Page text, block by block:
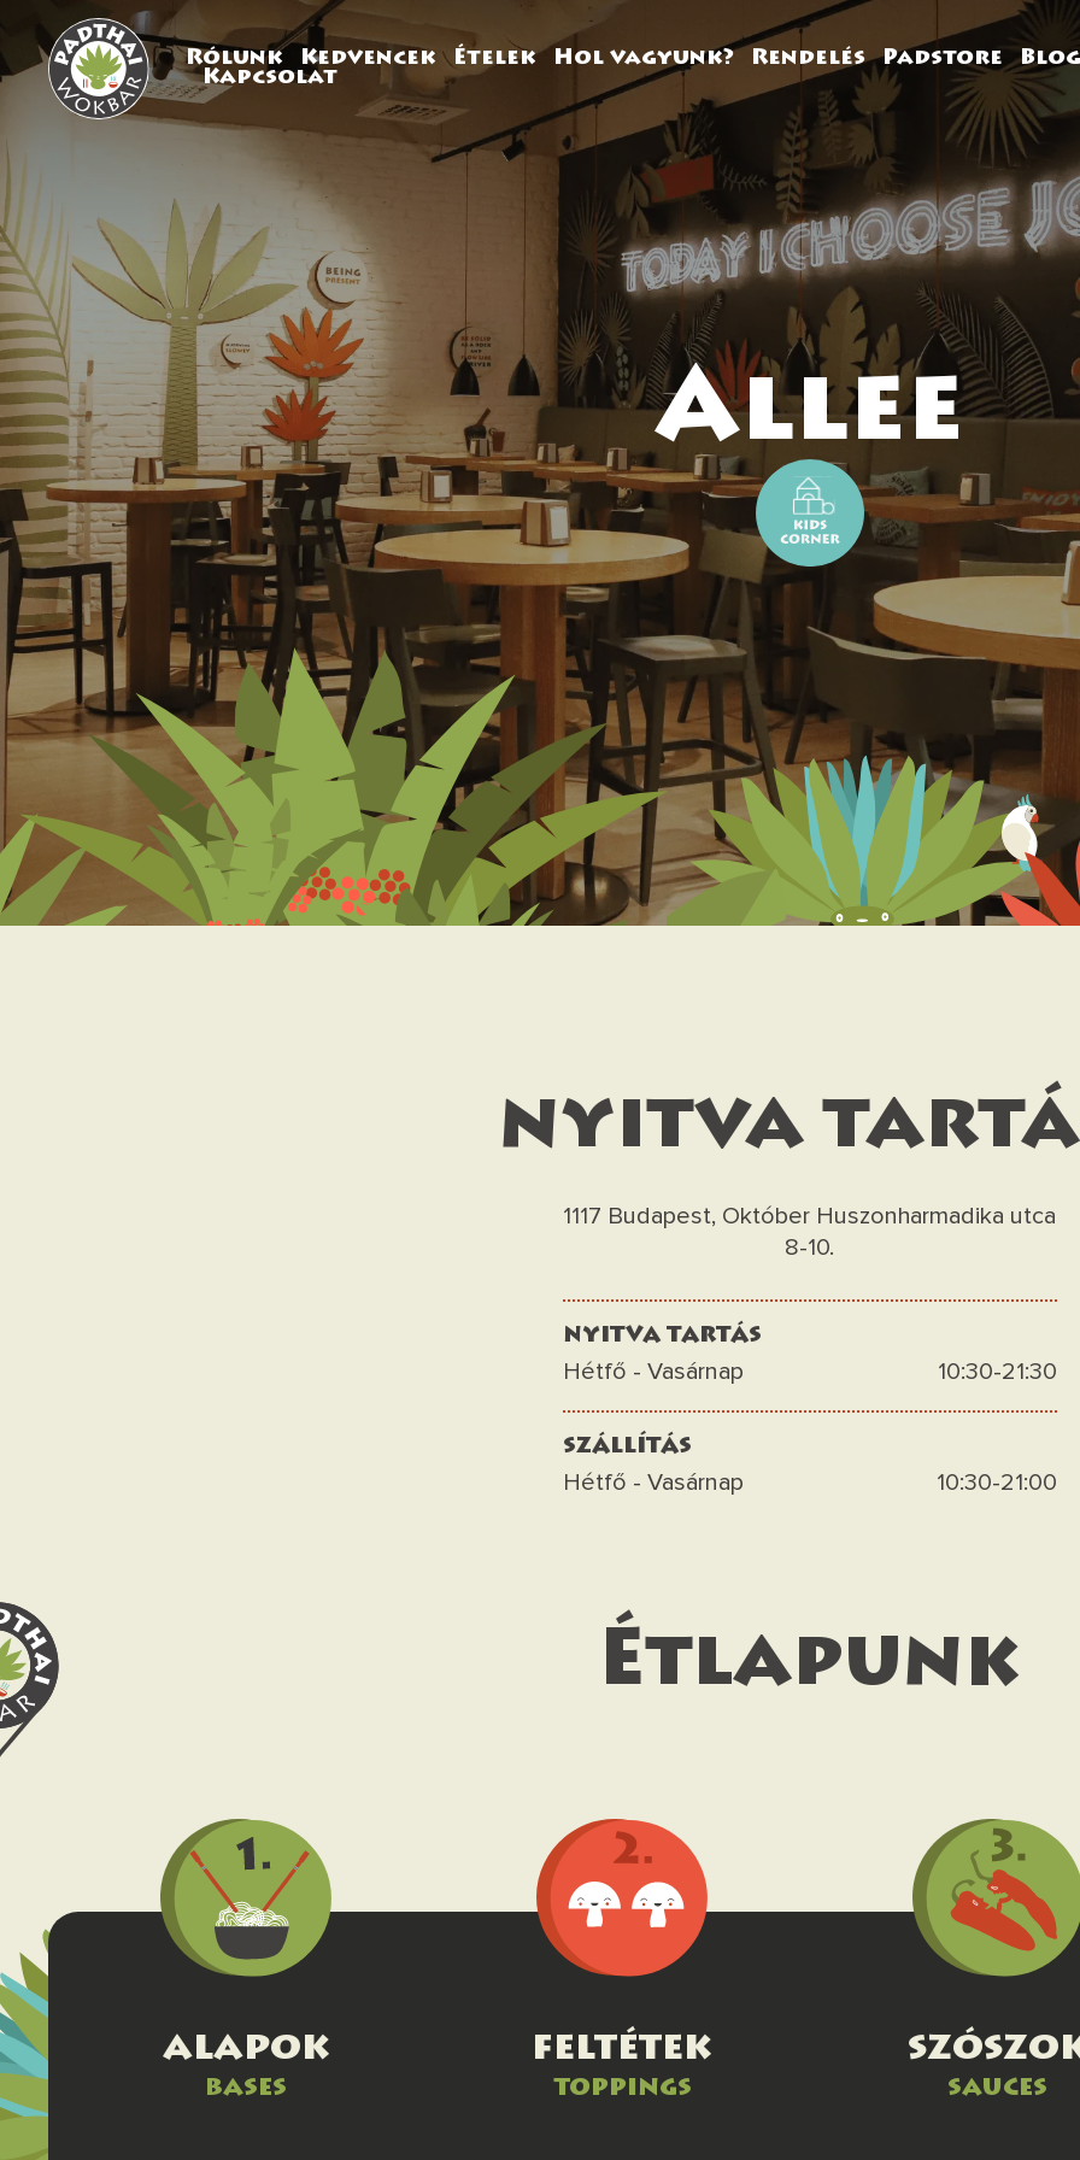
Rólunk Kedvencek Ételek Hol vagyunk? Rendelés Padstore
Blog
Kapcsolat
Allee
nyitva
1117 Budapest, Október Huszonharmadika utca
8-10.
nyitva tartás
Hétfő - Vasárnap 10:30-21:30
szállítás
Hétfő - Vasárnap 10:30-21:00
Étlapunk
alapok
bases
feltétek
toppings sauces